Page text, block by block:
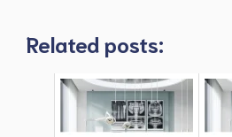
Related posts: